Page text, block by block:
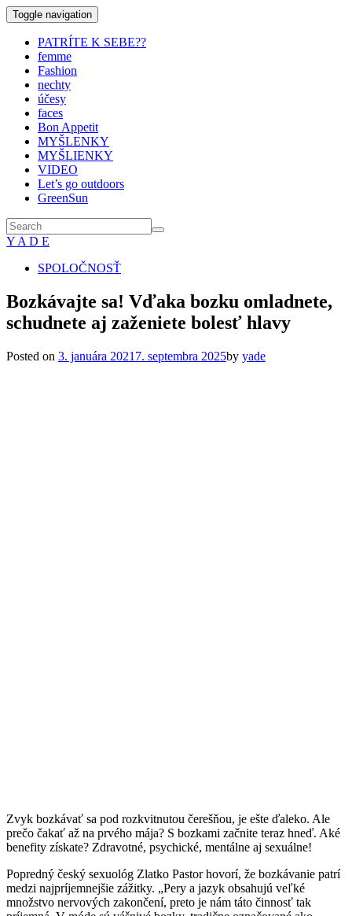
Toggle navigation
PATRÍTE K SEBE??
femme
Fashion
nechty
účesy
faces
Bon Appetit
MYŠLENKY
MYŠLIENKY
VIDEO
Let’s go outdoors
GreenSun
Y A D E
SPOLOČNOSŤ
Bozkávajte sa! Vďaka bozku omladnete,
schudnete aj zaženiete bolesť hlavy
Posted on 3. januára 2021 7. septembra 2025by yade
Zvyk bozkávať sa pod rozkvitnutou čerešňou, je ešte ďaleko. Ale
prečo čakať až na prvého mája? S bozkami začnite teraz hneď. Aké
benefity získate? Zdravotné, psychické, mentálne aj sexuálne!
Popredný český sexuológ Zlatko Pastor hovorí, že bozkávanie patrí
medzi najpríjemnejšie zážitky. „Pery a jazyk obsahujú veľké
množstvo nervových zakončení, preto je nám táto činnosť tak